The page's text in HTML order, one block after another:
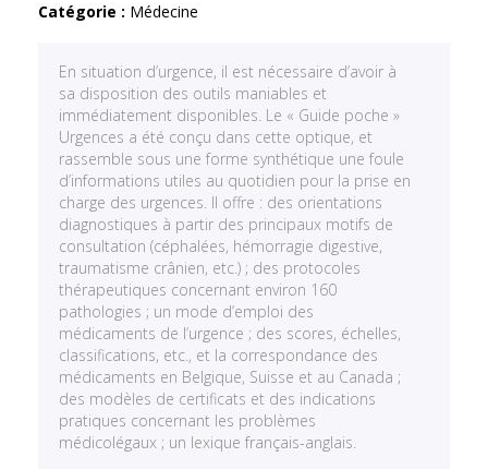
Catégorie : Médecine
En situation d’urgence, il est nécessaire d’avoir à
sa disposition des outils maniables et
immédiatement disponibles. Le « Guide poche »
Urgences a été conçu dans cette optique, et
rassemble sous une forme synthétique une foule
d’informations utiles au quotidien pour la prise en
charge des urgences. Il offre : des orientations
diagnostiques à partir des principaux motifs de
consultation (céphalées, hémorragie digestive,
traumatisme crânien, etc.) ; des protocoles
thérapeutiques concernant environ 160
pathologies ; un mode d’emploi des
médicaments de l’urgence ; des scores, échelles,
classifications, etc., et la correspondance des
médicaments en Belgique, Suisse et au Canada ;
des modèles de certificats et des indications
pratiques concernant les problèmes
médicolégaux ; un lexique français-anglais.